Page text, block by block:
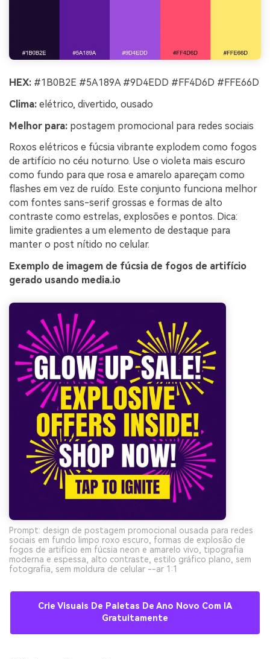
HEX: #1B0B2E #5A189A #9D4EDD #FF4D6D #FFE66D
Clima: elétrico, divertido, ousado
Melhor para: postagem promocional para redes sociais
Roxos elétricos e fúcsia vibrante explodem como fogos
de artifício no céu noturno. Use o violeta mais escuro
como fundo para que rosa e amarelo apareçam como
flashes em vez de ruído. Este conjunto funciona melhor
com fontes sans-serif grossas e formas de alto
contraste como estrelas, explosões e pontos. Dica:
limite gradientes a um elemento de destaque para
manter o post nítido no celular.
Exemplo de imagem de fúcsia de fogos de artifício
gerado usando media.io
Prompt: design de postagem promocional ousada para redes
sociais em fundo limpo roxo escuro, formas de explosão de
fogos de artifício em fúcsia neon e amarelo vivo, tipografia
moderna e espessa, alto contraste, estilo gráfico plano, sem
fotografia, sem moldura de celular --ar 1:1
Crie Visuais De Paletas De Ano Novo Com IA
Gratuitamente